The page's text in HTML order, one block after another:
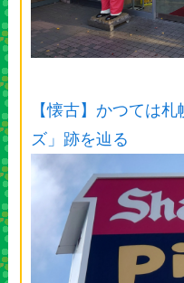
【懐古】かつては
ズ」跡を辿る